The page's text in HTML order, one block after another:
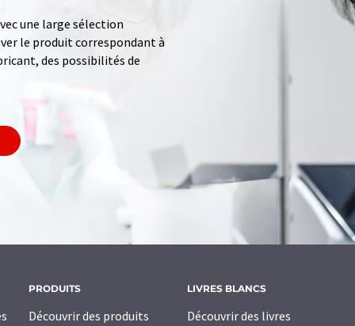
une large sélection
le produit correspondant à
des possibilités de
PRODUITS
Découvrir des produits
LIVRES BLANCS
Découvrir des livres